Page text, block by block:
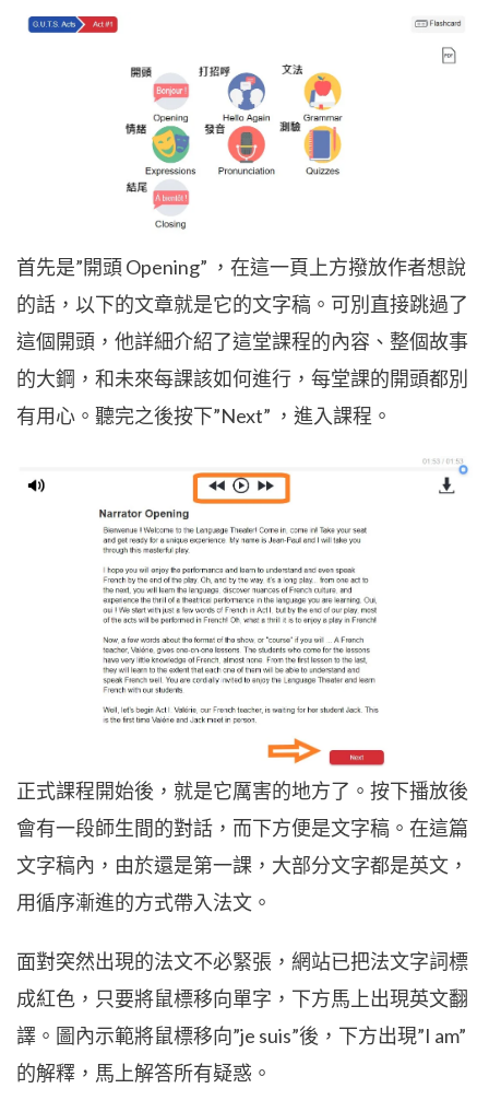
首先是”開頭 Opening” ，在這一頁上方撥放作者想說
的話，以下的文章就是它的文字稿。可別直接跳過了
這個開頭，他詳細介紹了這堂課程的內容、整個故事
的大鋼，和未來每課該如何進行，每堂課的開頭都別
有用心。聽完之後按下”Next” ，進入課程。
正式課程開始後，就是它厲害的地方了。按下播放後
會有一段師生間的對話，而下方便是文字稿。在這篇
文字稿內，由於還是第一課，大部分文字都是英文，
用循序漸進的方式帶入法文。
面對突然出現的法文不必緊張，網站已把法文字詞標
成紅色，只要將鼠標移向單字，下方馬上出現英文翻
譯。圖內示範將鼠標移向”je suis”後，下方出現”I am”
的解釋，馬上解答所有疑惑。